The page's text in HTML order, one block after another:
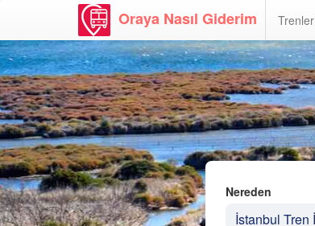
Oraya Nasıl Giderim Trenler
Nereden